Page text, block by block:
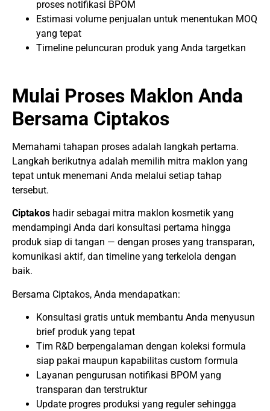
proses notifikasi BPOM
Estimasi volume penjualan untuk menentukan MOQ
yang tepat
Timeline peluncuran produk yang Anda targetkan
Mulai Proses Maklon Anda
Bersama Ciptakos
Memahami tahapan proses adalah langkah pertama.
Langkah berikutnya adalah memilih mitra maklon yang
tepat untuk menemani Anda melalui setiap tahap
tersebut.
Ciptakos hadir sebagai mitra maklon kosmetik yang
mendampingi Anda dari konsultasi pertama hingga
produk siap di tangan — dengan proses yang transparan,
komunikasi aktif, dan timeline yang terkelola dengan
baik.
Bersama Ciptakos, Anda mendapatkan:
Konsultasi gratis untuk membantu Anda menyusun
brief produk yang tepat
Tim R&D berpengalaman dengan koleksi formula
siap pakai maupun kapabilitas custom formula
Layanan pengurusan notifikasi BPOM yang
transparan dan terstruktur
Update progres produksi yang reguler sehingga